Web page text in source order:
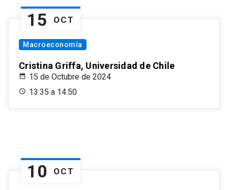
15 OCT
Macroeconomía
Cristina Griffa, Universidad de Chile
15 de Octubre de 2024
13:35 a 14:50
10 OCT